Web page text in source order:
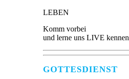
LEBEN
Komm vorbei
und lerne uns LIVE kennen
GOTTESDIENST